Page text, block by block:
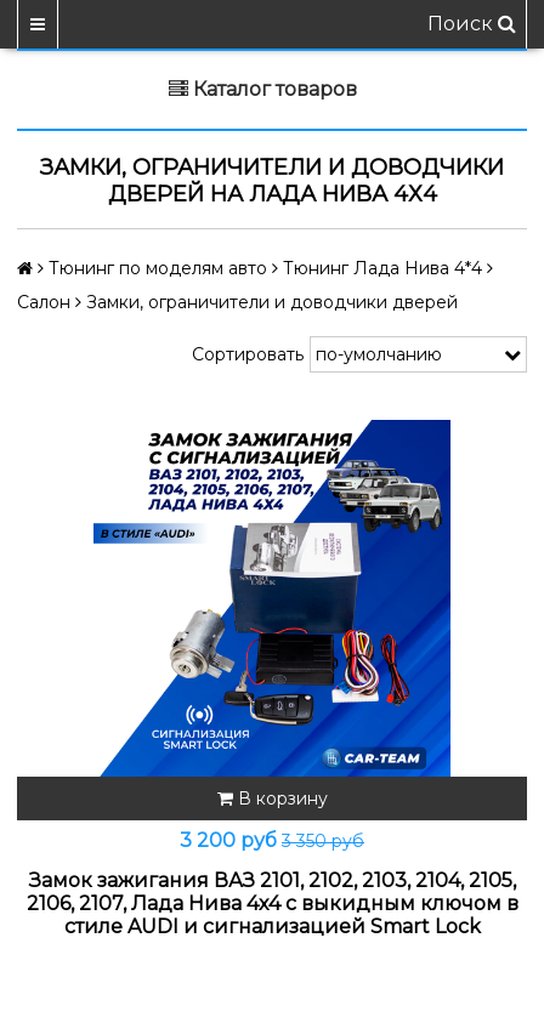
Поиск
Каталог товаров
ЗАМКИ, ОГРАНИЧИТЕЛИ И ДОВОДЧИКИ
ДВЕРЕЙ НА ЛАДА НИВА 4Х4
Тюнинг по моделям авто
Тюнинг Лада Нива 4*4
Салон
Замки, ограничители и доводчики дверей
Сортировать
В корзину
3 200 руб3 350 руб
Замок зажигания ВАЗ 2101, 2102, 2103, 2104, 2105,
2106, 2107, Лада Нива 4х4 с выкидным ключом в
стиле AUDI и сигнализацией Smart Lock